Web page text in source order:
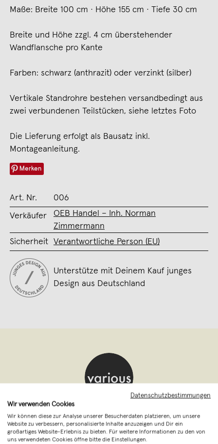
Maße: Breite 100 cm · Höhe 155 cm · Tiefe 30 cm
Breite und Höhe zzgl. 4 cm überstehender
Wandflansche pro Kante
Farben: schwarz (anthrazit) oder verzinkt (silber)
Vertikale Standrohre bestehen versandbedingt aus
zwei verbundenen Teilstücken, siehe letztes Foto
Die Lieferung erfolgt als Bausatz inkl.
Montageanleitung.
Merken
Art. Nr. 006
Verkäufer
OEB Handel – Inh. Norman
Zimmermann
Sicherheit
Verantwortliche Person (EU)
Unterstütze mit Deinem Kauf junges
Design aus Deutschland
various - Design aus Stahlrohr,Falkensee
verkauft seit Februar 2016
Datenschutzbestimmungen
Wir verwenden Cookies
Wir können diese zur Analyse unserer Besucherdaten platzieren, um unsere
Website zu verbessern, personalisierte Inhalte anzuzeigen und Dir ein
großartiges Website-Erlebnis zu bieten. Für weitere Informationen zu den von
uns verwendeten Cookies öffne bitte die Einstellungen.